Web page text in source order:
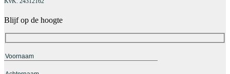
Blijf op de hoogte